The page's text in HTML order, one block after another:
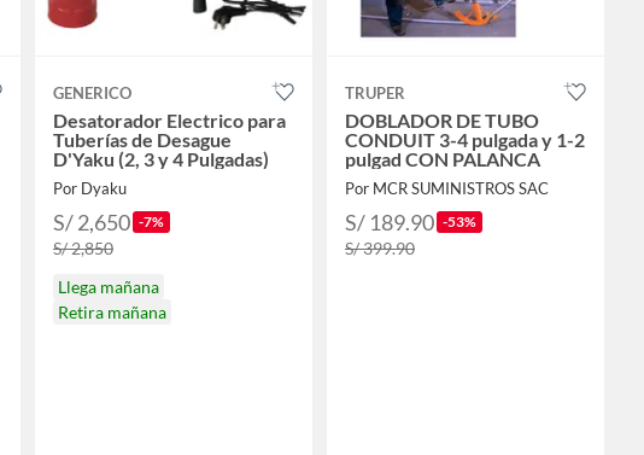
GENERICO
Desatorador Electrico para
Tuberías de Desague
D'Yaku (2, 3 y 4 Pulgadas)
Por Dyaku
S/ 2,650 -7%
S/ 2,850
Llega mañana
Retira mañana
TRUPER
DOBLADOR DE TUBO
CONDUIT 3-4 pulgada y 1-2
pulgad CON PALANCA
Por MCR SUMINISTROS SAC
S/ 189.90 -53%
S/ 399.90